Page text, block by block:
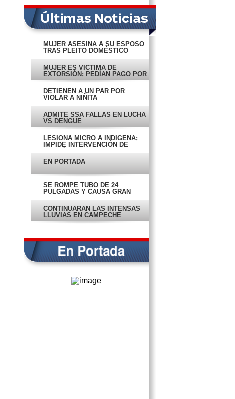
MUJER ASESINA A SU ESPOSO
TRAS PLEITO DOMÉSTICO
MUJER ES VÍCTIMA DE
EXTORSIÓN; PEDÍAN PAGO POR
SU HIJO
DETIENEN A UN PAR POR
VIOLAR A NIÑITA
ADMITE SSA FALLAS EN LUCHA
VS DENGUE
LESIONA MICRO A INDÍGENA;
IMPIDE INTERVENCIÓN DE
EN PORTADA
SE ROMPE TUBO DE 24
PULGADAS Y CAUSA GRAN
CONTINUARÁN LAS INTENSAS
LLUVIAS EN CAMPECHE
DISPARÓ EL DESEMPLEO
LA IMPORTANCIA DE LA
PREVENCIÓN EN SECTOR
EL MERCADO DEL ARTE